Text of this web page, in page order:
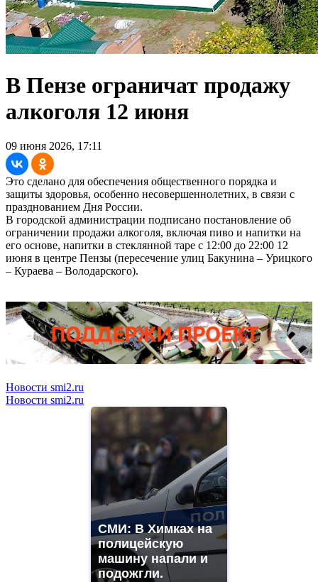
В Пензе ограничат продажу
алкоголя 12 июня
09 июня 2026, 17:11
Это сделано для обеспечения общественного порядка и
защиты здоровья, особенно несовершеннолетних, в связи с
празднованием Дня России.
В городской администрации подписано постановление об
ограничении продажи алкоголя, включая пиво и напитки на
его основе, напитки в стеклянной таре с 12:00 до 22:00 12
июня в центре Пензы (пересечение улиц Бакунина – Урицкого
– Кураева – Володарского).
Новости smi2.ru
Новости smi2.ru
СМИ: В Химках на
полицейскую
машину напали и
подожгли.